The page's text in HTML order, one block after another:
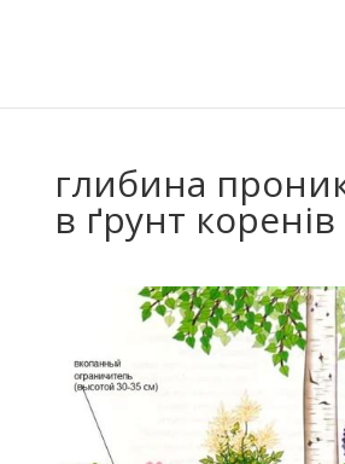
глибина
в ґрунт